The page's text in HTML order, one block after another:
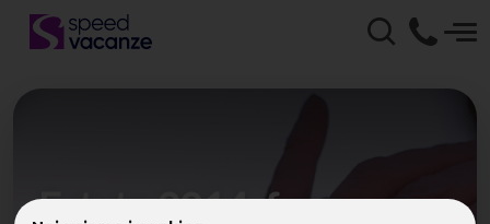
Estate 2014, fare nuove